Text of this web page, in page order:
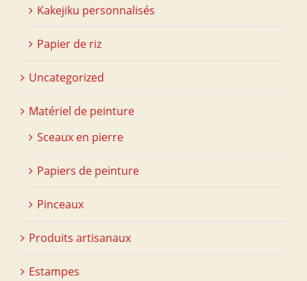
Kakejiku personnalisés
Papier de riz
Uncategorized
Matériel de peinture
Sceaux en pierre
Papiers de peinture
Pinceaux
Produits artisanaux
Estampes